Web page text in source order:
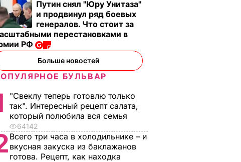
Путин снял "Юру Унитаза"
и продвинул ряд боевых
генералов. Что стоит за
перестановками в
РФ
Больше новостей
БУЛЬВАР
"Свеклу теперь готовлю только
так". Интересный рецепт салата,
который полюбила вся семья
64142
Всего три часа в холодильнике – и
вкусная закуска из баклажанов
готова. Рецепт, как находка